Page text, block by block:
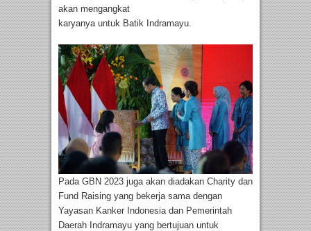
akan mengangkat
karyanya untuk Batik Indramayu.
Pada GBN 2023 juga akan diadakan Charity dan
Fund Raising yang bekerja sama dengan
Yayasan Kanker Indonesia dan Pemerintah
Daerah Indramayu yang bertujuan untuk